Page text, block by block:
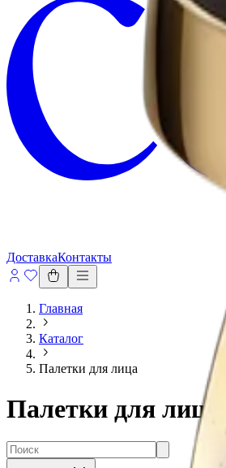
ДоставкаКонтакты
Главная
Каталог
Палетки для лица
Палетки для лица